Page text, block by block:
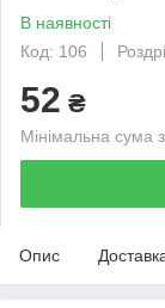
В наявності
Код: 106
52 ₴
Мінімальна сума
Опис